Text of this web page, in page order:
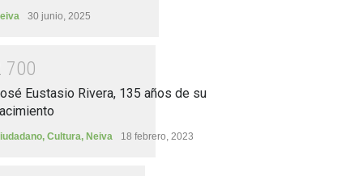
30 junio, 2025
700
Eustasio Rivera, 135 años de su
, Cultura, Neiva 18 febrero, 2023